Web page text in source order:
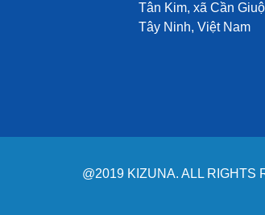
Tân Kim, xã Cần
Tây Ninh, Việt Nam
@2019 KIZUNA. ALL RIGHTS